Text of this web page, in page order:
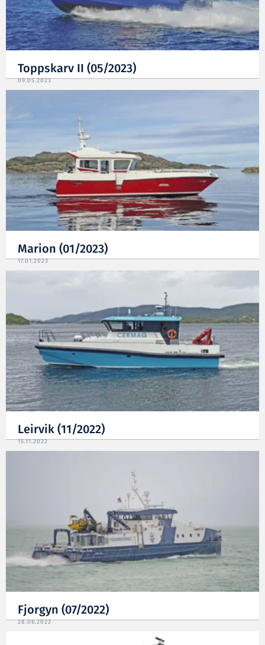
Toppskarv II (05/2023)
09.05.2023
Marion (01/2023)
17.01.2023
Leirvik (11/2022)
15.11.2022
Fjorgyn (07/2022)
28.06.2022